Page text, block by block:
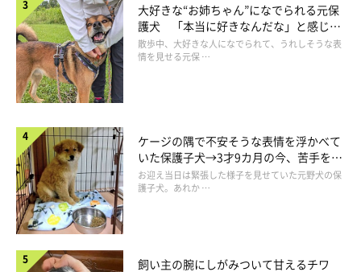
@tamtam_kun
たむたむくんはマイペースで、甘えん坊な性格。そんなたむたむ
大好きな“お姉ちゃん”になでられる元保
護犬 「本当に好きなんだな」と感じる
表情にほっこり
散歩中、大好きな人になでられて、うれしそうな表
情を見せる元保 …
ケージの隅で不安そうな表情を浮かべて
いた保護子犬→3才9カ月の今、苦手を克
服し頼もしいコに成長！
お迎え当日は緊張した様子を見せていた元野犬の保
護子犬。あれか …
飼い主の腕にしがみついて甘えるチワ